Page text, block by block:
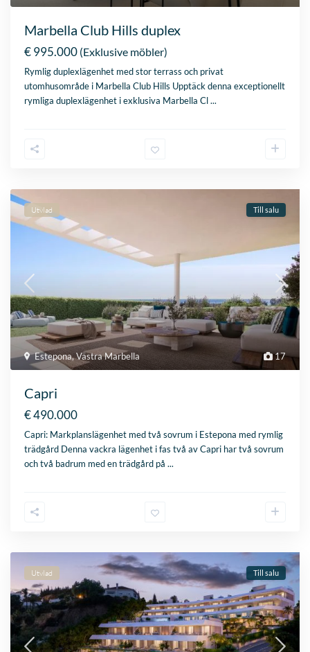
Marbella Club Hills duplex
€ 995.000 (Exklusive möbler)
Rymlig duplexlägenhet med stor terrass och privat
utomhusområde i Marbella Club Hills Upptäck denna exceptionellt
rymliga duplexlägenhet i exklusiva Marbella Cl...
17
Estepona,Västra Marbella
Utvlad Till salu
Capri
€ 490.000
Capri: Markplanslägenhet med två sovrum i Estepona med rymlig
trädgård Denna vackra lägenhet i fas två av Capri har två sovrum
och två badrum med en trädgård på...
Utvlad Till salu